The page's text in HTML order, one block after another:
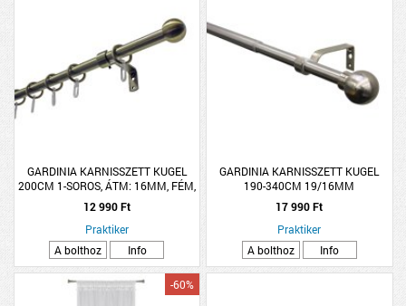
GARDINIA KARNISSZETT KUGEL
200CM 1-SOROS, ÁTM: 16MM, FÉM,
ANTIK SÁRGARÉZ
12 990 Ft
Praktiker
A bolthoz
Info
GARDINIA KARNISSZETT KUGEL
190-340CM 19/16MM
TELESZKÓPOS, FÉM, NEMESACÉL
17 990 Ft
Praktiker
A bolthoz
Info
-60%